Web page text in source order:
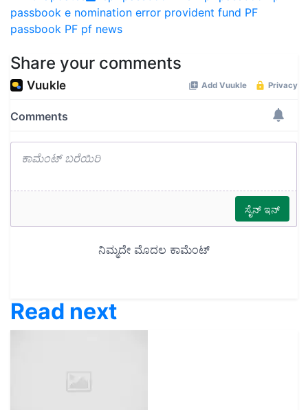
passbook e nomination error provident fund PF
passbook PF pf news
Share your comments
Read next